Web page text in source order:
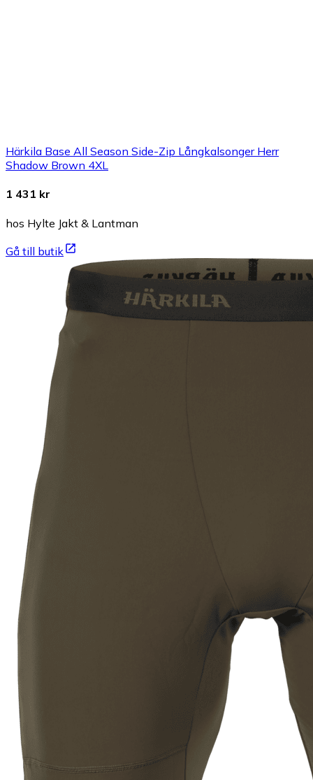
Härkila Base All Season Side-Zip Långkalsonger Herr
Shadow Brown 4XL
1 431 kr
hos Hylte Jakt & Lantman
Gå till butik